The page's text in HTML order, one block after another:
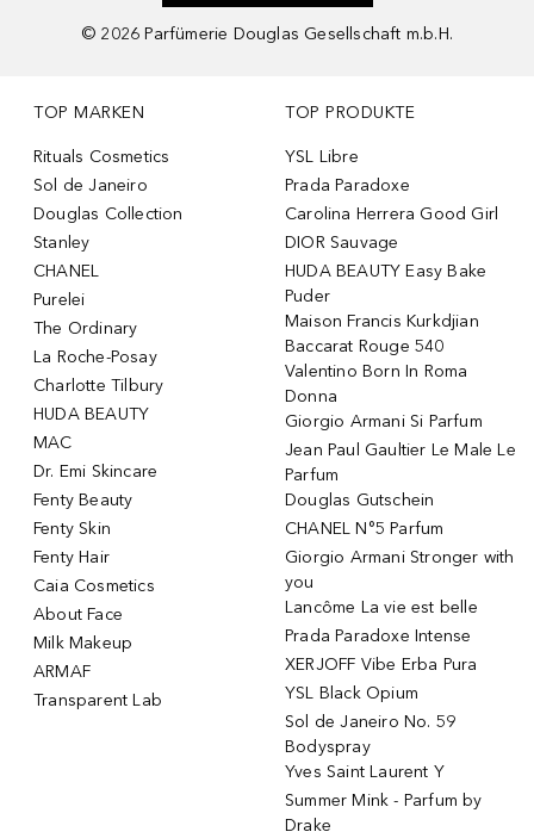
© 2026 Parfümerie Douglas Gesellschaft m.b.H.
TOP MARKEN
Rituals Cosmetics
Sol de Janeiro
Douglas Collection
Stanley
CHANEL
Purelei
The Ordinary
La Roche-Posay
Charlotte Tilbury
HUDA BEAUTY
MAC
Dr. Emi Skincare
Fenty Beauty
Fenty Skin
Fenty Hair
Caia Cosmetics
About Face
Milk Makeup
ARMAF
Transparent Lab
TOP PRODUKTE
YSL Libre
Prada Paradoxe
Carolina Herrera Good Girl
DIOR Sauvage
HUDA BEAUTY Easy Bake
Puder
Maison Francis Kurkdjian
Baccarat Rouge 540
Valentino Born In Roma
Donna
Giorgio Armani Si Parfum
Jean Paul Gaultier Le Male Le
Parfum
Douglas Gutschein
CHANEL N°5 Parfum
Giorgio Armani Stronger with
you
Lancôme La vie est belle
Prada Paradoxe Intense
XERJOFF Vibe Erba Pura
YSL Black Opium
Sol de Janeiro No. 59
Bodyspray
Yves Saint Laurent Y
Summer Mink - Parfum by
Drake